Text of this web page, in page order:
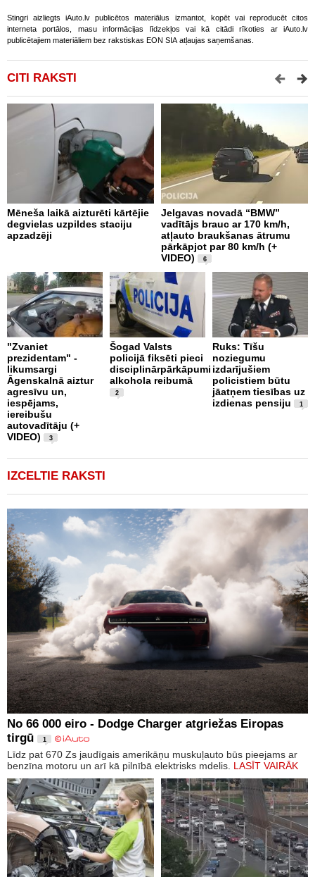
Stingri aizliegts iAuto.lv publicētos materiālus izmantot, kopēt vai reproducēt citos
interneta portālos, masu informācijas līdzekļos vai kā citādi rīkoties ar iAuto.lv
publicētajiem materiāliem bez rakstiskas EON SIA atļaujas saņemšanas.
CITI RAKSTI
Mēneša laikā aizturēti kārtējie
degvielas uzpildes staciju
apzadzēji
Jelgavas novadā “BMW”
vadītājs brauc ar 170 km/h,
atļauto braukšanas ātrumu
pārkāpjot par 80 km/h (+
VIDEO)
6
"Zvaniet
prezidentam" -
likumsargi
Āgenskalnā aiztur
agresīvu un,
iespējams,
iereibušu
autovadītāju (+
VIDEO)
3
Šogad Valsts
policijā fiksēti pieci
disciplinārpārkāpumi
alkohola reibumā
2
Ruks: Tīšu
noziegumu
izdarījušiem
policistiem būtu
jāatņem tiesības uz
izdienas pensiju
1
IZCELTIE RAKSTI
No 66 000 eiro - Dodge Charger atgriežas Eiropas
tirgū
1
Līdz pat 670 Zs jaudīgais amerikāņu muskuļauto būs pieejams ar
benzīna motoru un arī kā pilnībā elektrisks mdelis. LASĪT VAIRĀK